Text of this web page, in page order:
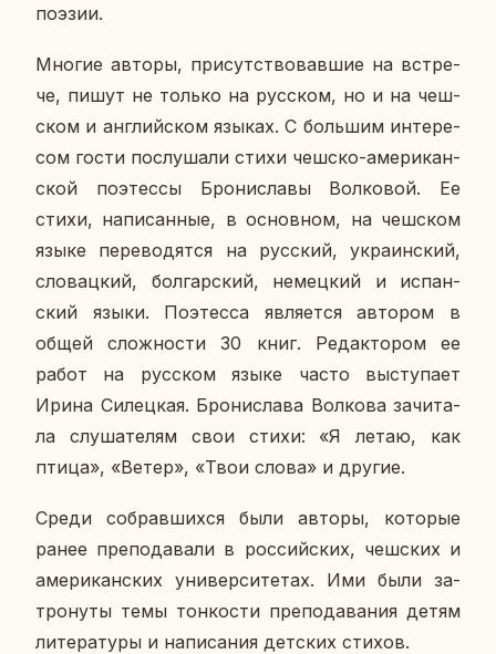
поэзии.
Многие авторы, при­сут­ство­вав­шие на встре­
че, пишут не только на рус­ском, но и на чеш­
ском и ан­глий­ском языках. С боль­шим ин­те­ре­
сом гости по­слу­ша­ли стихи чешско-аме­ри­кан­
ской по­этес­сы Бро­ни­сла­вы Вол­ко­вой. Ее
стихи, на­пи­сан­ные, в ос­нов­ном, на чеш­ском
языке пе­ре­во­дят­ся на рус­ский, укра­ин­ский,
сло­вац­кий, бол­гар­ский, немец­кий и ис­пан­
ский языки. По­этес­са яв­ля­ет­ся ав­то­ром в
общей слож­но­сти 30 книг. Ре­дак­то­ром ее
работ на рус­ском языке часто вы­сту­па­ет
Ирина Си­лец­кая. Бро­ни­сла­ва Вол­ко­ва за­чи­та­
ла слу­ша­те­лям свои стихи: «Я летаю, как
птица», «Ветер», «Твои слова» и другие.
Среди со­брав­ших­ся были авторы, ко­то­рые
ранее пре­по­да­ва­ли в рос­сий­ских, чеш­ских и
аме­ри­кан­ских уни­вер­си­те­тах. Ими были за­
тро­ну­ты темы тон­ко­сти пре­по­да­ва­ния детям
ли­те­ра­ту­ры и на­пи­са­ния дет­ских стихов.